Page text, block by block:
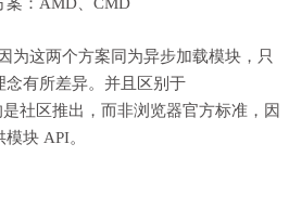
案：AMD、CMD
为这两个方案同为异步加载模块，只
念有所差异。并且区别于
社区推出，而非浏览器官方标准，因
块 API。